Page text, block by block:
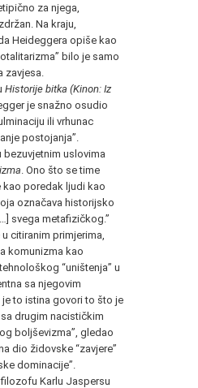
za njega,
Na kraju,
Heideggera opiše kao
bilo je samo
zavjesa.
Historije bitka (Kinon: Iz
je snažno osudio
ili vrhunac
postojanja”.
bezuvjetnim uslovima
. Ono što se time
kao poredak ljudi kao
označava historijsko
svega metafizičkog.”
citiranim primjerima,
komunizma kao
“uništenja” u
sa njegovim
to istina govori to što je
drugim nacističkim
boljševizma”, gledao
dio židovske “zavjere”
dominacije”.
Karlu Jaspersu